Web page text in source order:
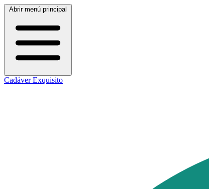
Abrir menú principal
Cadáver Exquisito